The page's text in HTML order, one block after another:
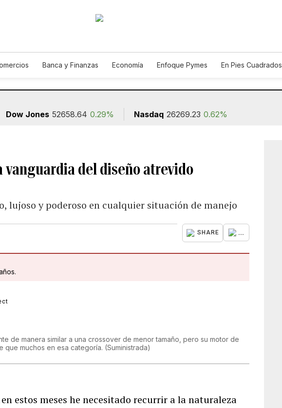
Banca y Finanzas Economía Enfoque Pymes En Pies Cuadrados
Dow Jones 52658.64 0.29% Nasdaq 26269.23 0.62%
del diseño atrevido
lujoso y poderoso en cualquier situación de manejo
SHARE ...
de manera similar a una crossover de menor tamaño, pero su motor de
que muchos en esa categoría. (Suministrada)
estos meses he necesitado recurrir a la naturaleza